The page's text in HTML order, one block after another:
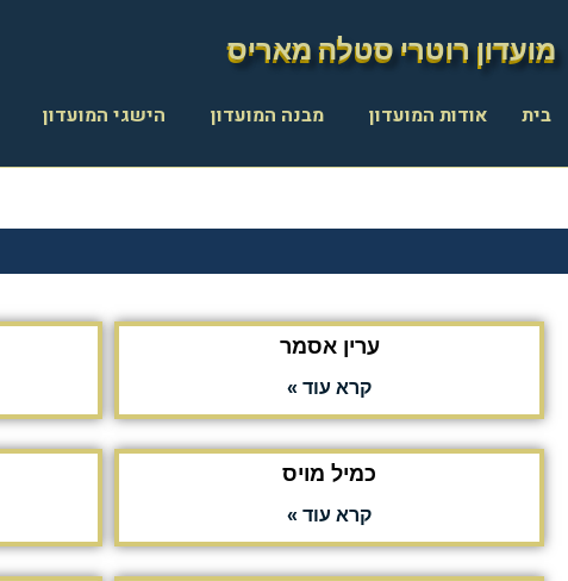
מועדון רוטרי סטלה מאריס
מועדון רוטרי סטלה מאריס
בית אודות המועדון מבנה המועדון הישגי המועדון
ערין אסמר
קרא עוד »
כמיל מויס
קרא עוד »